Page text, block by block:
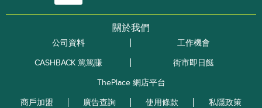
關於我們
公司資料
工作機會
CASHBACK 篤篤賺
街市即日餸
ThePlace 網店平台
商戶加盟
廣告查詢 使用條款 私隱政策